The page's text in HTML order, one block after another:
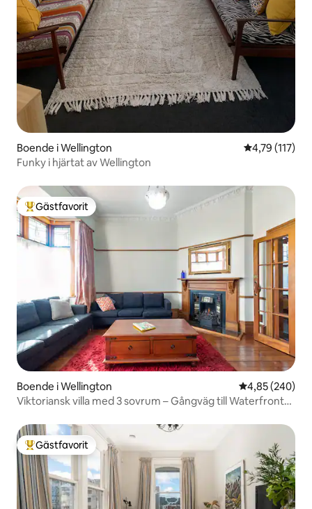
Boende i Wellington 4,79 av 5 i
4,79 (117)
Funky i hjärtat av Wellington
Populär gästfavorit
Gästfavorit
Boende i Wellington 4,85 av 5 i
4,85 (240)
Viktoriansk villa med 3 sovrum – Gångväg till Waterfront
Populär gästfavorit
Gästfavorit